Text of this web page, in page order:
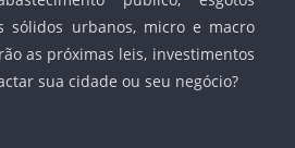
sólidos urbanos, micro e macro
as próximas leis, investimentos
sua cidade ou seu negócio?